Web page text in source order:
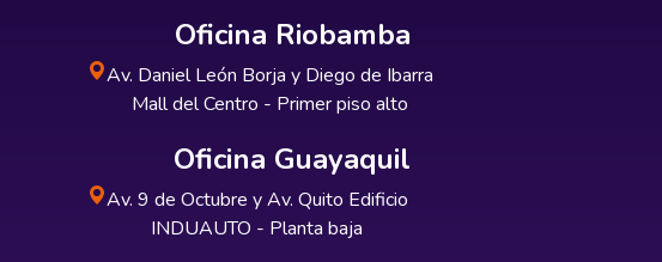
Oficina Riobamba
Av. Daniel León Borja y Diego de Ibarra
Mall del Centro - Primer piso alto
Oficina Guayaquil
Av. 9 de Octubre y Av. Quito Edificio
INDUAUTO - Planta baja